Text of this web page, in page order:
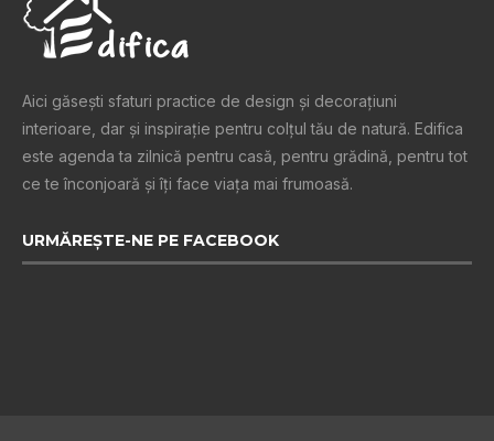
Aici găsești sfaturi practice de design şi decoraţiuni
interioare, dar și inspiraţie pentru colţul tău de natură. Edifica
este agenda ta zilnică pentru casă, pentru grădină, pentru tot
ce te înconjoară şi îţi face viaţa mai frumoasă.
URMĂREȘTE-NE PE FACEBOOK